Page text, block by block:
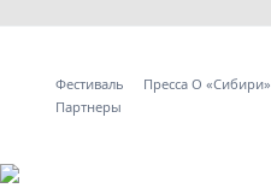
Фестиваль Пресса О «Сибири»
Партнеры